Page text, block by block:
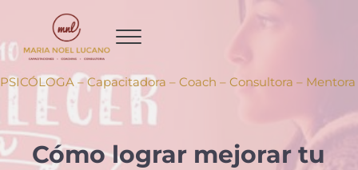
PSICÓLOGA – Capacitadora – Coach – Consultora – Mentora
Cómo lograr mejorar tu